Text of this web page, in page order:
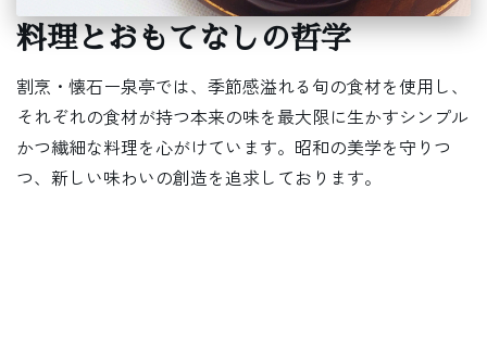
料理とおもてなしの哲学
割烹・懐石ー泉亭では、季節感溢れる旬の食材を使用し、
それぞれの食材が持つ本来の味を最大限に生かすシンプル
かつ繊細な料理を心がけています。昭和の美学を守りつ
つ、新しい味わいの創造を追求しております。